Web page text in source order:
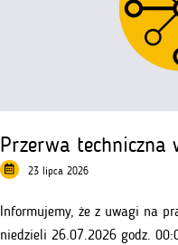
Przerwa techniczna
23 lipca 2026
Informujemy, że z uwagi na
niedzieli 26.07.2026 godz.